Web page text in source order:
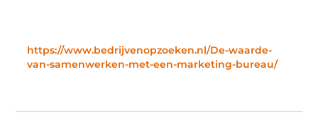
https://www.bedrijvenopzoeken.nl/De-waarde-
van-samenwerken-met-een-marketing-bureau/